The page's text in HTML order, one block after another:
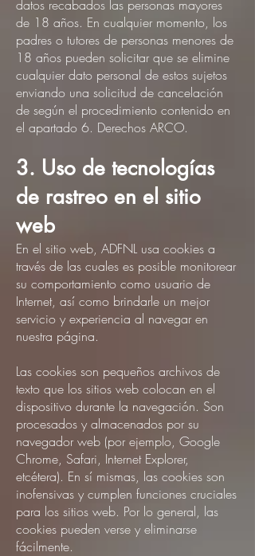
datos recabados las personas mayores
de 18 años. En cualquier momento, los
padres o tutores de personas menores de
18 años pueden solicitar que se elimine
cualquier dato personal de estos sujetos
enviando una solicitud de cancelación
de según el procedimiento contenido en
el apartado 6. Derechos ARCO.
3. Uso de tecnologías
de rastreo en el sitio
web
En el sitio web, ADFNL usa cookies a
través de las cuales es posible monitorear
su comportamiento como usuario de
Internet, así como brindarle un mejor
servicio y experiencia al navegar en
nuestra página.
Las cookies son pequeños archivos de
texto que los sitios web colocan en el
dispositivo durante la navegación. Son
procesados y almacenados por su
navegador web (por ejemplo, Google
Chrome, Safari, Internet Explorer,
etcétera). En sí mismas, las cookies son
inofensivas y cumplen funciones cruciales
para los sitios web. Por lo general, las
cookies pueden verse y eliminarse
fácilmente.